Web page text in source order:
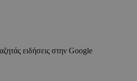
ειδήσεις στην Google